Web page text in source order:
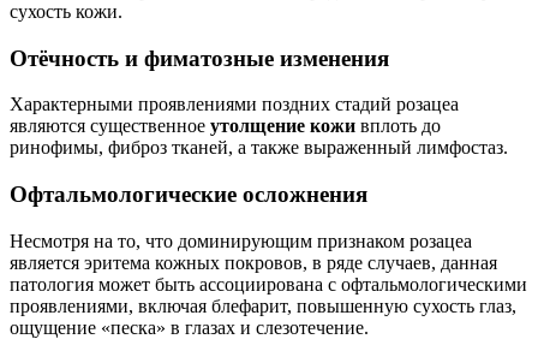
сухость кожи.
Отёчность и фиматозные изменения
Характерными проявлениями поздних стадий розацеа
являются существенное утолщение кожи вплоть до
ринофимы, фиброз тканей, а также выраженный лимфостаз.
Офтальмологические осложнения
Несмотря на то, что доминирующим признаком розацеа
является эритема кожных покровов, в ряде случаев, данная
патология может быть ассоциирована с офтальмологическими
проявлениями, включая блефарит, повышенную сухость глаз,
ощущение «песка» в глазах и слезотечение.